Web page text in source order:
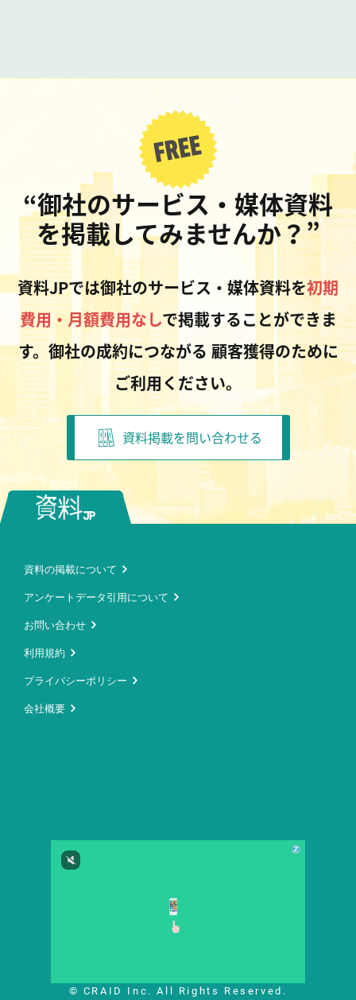
“御社のサービス・媒体資料
を掲載してみませんか？”
資料JPでは御社のサービス・媒体資料を初期
費用・月額費用なしで掲載することができま
す。御社の成約につながる 顧客獲得のために
ご利用ください。
資料掲載を問い合わせる
資料の掲載について
アンケートデータ引用について
お問い合わせ
利用規約
プライバシーポリシー
会社概要
© CRAID Inc. All Rights Reserved.